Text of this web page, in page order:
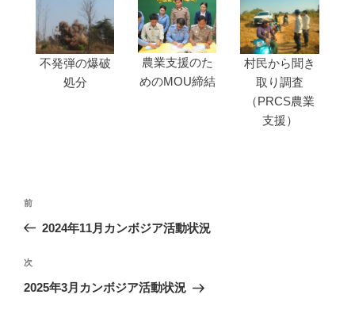
不発弾の爆破
処分
農業支援のた
めのMOU締結
村民から聞き
取り調査
（PRCS農業
支援）
投
ビ
ゲ
前
の
稿
前
2024年11月カンボジア活動状況
次
の
次
2025年3月カンボジア活動状況